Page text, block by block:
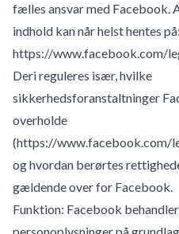
fælles ansvar med Facebook.
indhold kan når helst hentes på:
https://www.facebook.com/
Deri reguleres især, hvilke
sikkerhedsforanstaltninger
overholde
(https://www.facebook.com/
og hvordan berørtes
gældende over for Facebook.
Funktion: Facebook
personoplysninger på